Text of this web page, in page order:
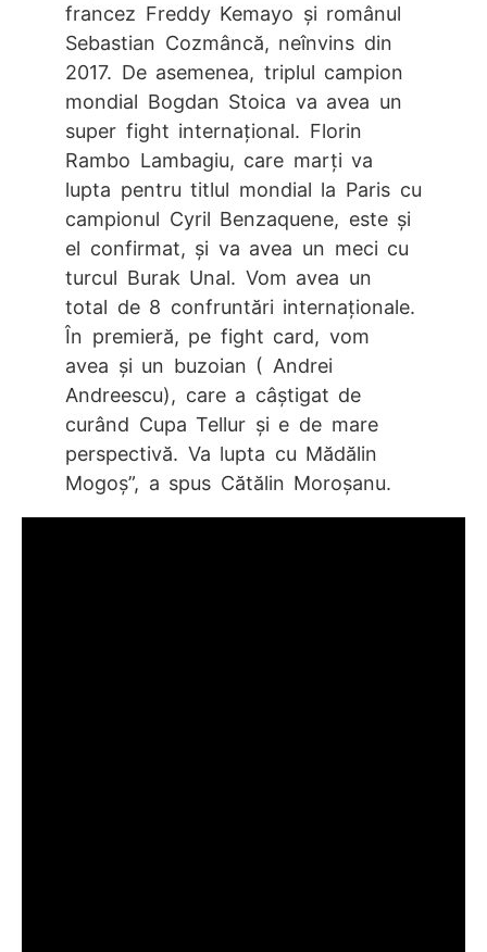
francez Freddy Kemayo și românul
Sebastian Cozmâncă, neînvins din
2017. De asemenea, triplul campion
mondial Bogdan Stoica va avea un
super fight internațional. Florin
Rambo Lambagiu, care marți va
lupta pentru titlul mondial la Paris cu
campionul Cyril Benzaquene, este și
el confirmat, și va avea un meci cu
turcul Burak Unal. Vom avea un
total de 8 confruntări internaționale.
În premieră, pe fight card, vom
avea și un buzoian ( Andrei
Andreescu), care a câștigat de
curând Cupa Tellur și e de mare
perspectivă. Va lupta cu Mădălin
Mogoș”, a spus Cătălin Moroșanu.